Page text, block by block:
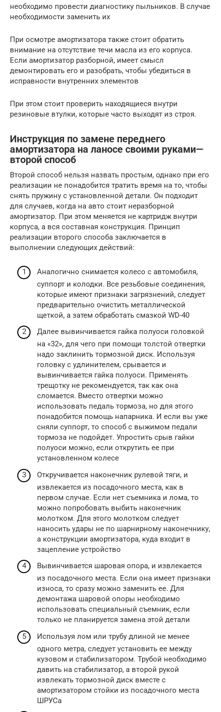
необходимо провести диагностику пыльников. В случае
необходимости заменить их
При осмотре амортизатора также стоит обратить
внимание на отсутствие течи масла из его корпуса.
Если амортизатор разборной, имеет смысл
демонтировать его и разобрать, чтобы убедиться в
исправности внутренних элементов
При этом стоит проверить находящиеся внутри
резиновые втулки, которые часто выходят из строя.
Инструкция по замене переднего
амортизатора на ланосе своими руками—
второй способ
Второй способ нельзя назвать простым, однако при его
реализации не понадобится тратить время на то, чтобы
снять пружину с установленной детали. Он подходит
для случаев, когда на авто стоит неразборной
амортизатор. При этом меняется не картридж внутри
корпуса, а вся составная конструкция. Принцип
реализации второго способа заключается в
выполнении следующих действий:
Аналогично снимается колесо с автомобиля,
суппорт и колодки. Все резьбовые соединения,
которые имеют признаки загрязнений, следует
предварительно очистить металлической
щеткой, а затем обработать смазкой WD-40
Далее вывинчивается гайка полуоси головкой
на «32», для чего при помощи толстой отвертки
надо заклинить тормозной диск. Используя
головку с удлинителем, срывается и
вывинчивается гайка полуоси. Применять
трещотку не рекомендуется, так как она
сломается. Вместо отвертки можно
использовать педаль тормоза, но для этого
понадобится помощь напарника. И если вы уже
сняли суппорт, то способ с выжимом педали
тормоза не подойдет. Упростить срыв гайки
полуоси можно, если открутить ее при
установленном колесе
Откручивается наконечник рулевой тяги, и
извлекается из посадочного места, как в
первом случае. Если нет съемника и лома, то
можно попробовать выбить наконечник
молотком. Для этого молотком следует
наносить удары не по шарнирному наконечнику,
а конструкции амортизатора, куда входит в
зацепление устройство
Вывинчивается шаровая опора, и извлекается
из посадочного места. Если она имеет признаки
износа, то сразу можно заменить ее. Для
демонтажа шаровой опоры необходимо
использовать специальный съемник, если
только не планируется замена этой детали
Используя лом или трубу длиной не менее
одного метра, следует установить ее между
кузовом и стабилизатором. Трубой необходимо
давить на стабилизатор, а второй рукой
извлекать тормозной диск вместе с
амортизатором стойки из посадочного места
ШРУСа